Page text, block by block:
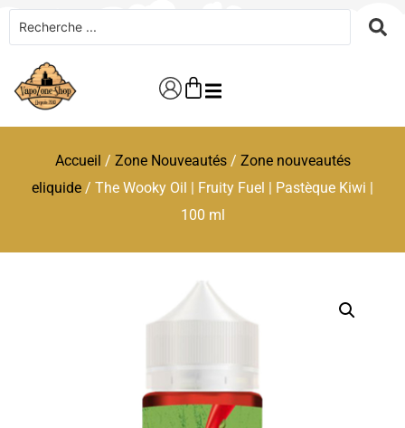
Accueil / Zone Nouveautés/ Zone nouveautés
eliquide / The Wooky Oil | Fruity Fuel | Pastèque Kiwi |
100 ml